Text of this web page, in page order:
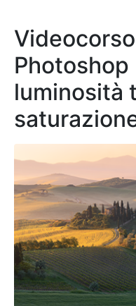
Photoshop
luminosità